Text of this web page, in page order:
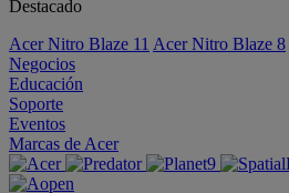
Destacado
Acer Nitro Blaze 11 Acer Nitro Blaze 8
Negocios
Educación
Soporte
Eventos
Marcas de Acer